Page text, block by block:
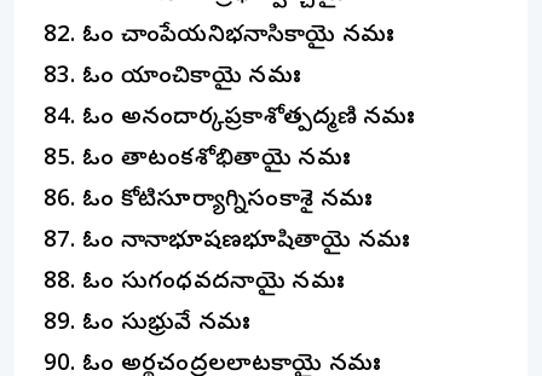
ఓం చాంపేయనిభనాసికాయై నమః
ఓం యాంచికాయై నమః
ఓం అనందార్కప్రకాశోత్పద్మణి నమః
ఓం తాటంకశోభితాయై నమః
ఓం కోటిసూర్యాగ్నిసంకాశై నమః
ఓం నానాభూషణభూషితాయై నమః
ఓం సుగంధవదనాయై నమః
ఓం సుభ్రువే నమః
ఓం అర్థచంద్రలలాటకాయై నమః